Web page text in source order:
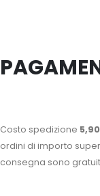
Costo spedizione
ordini di importo
consegna sono